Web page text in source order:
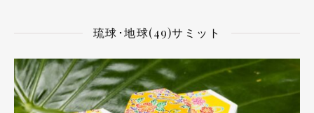
琉球･地球(49)サミット